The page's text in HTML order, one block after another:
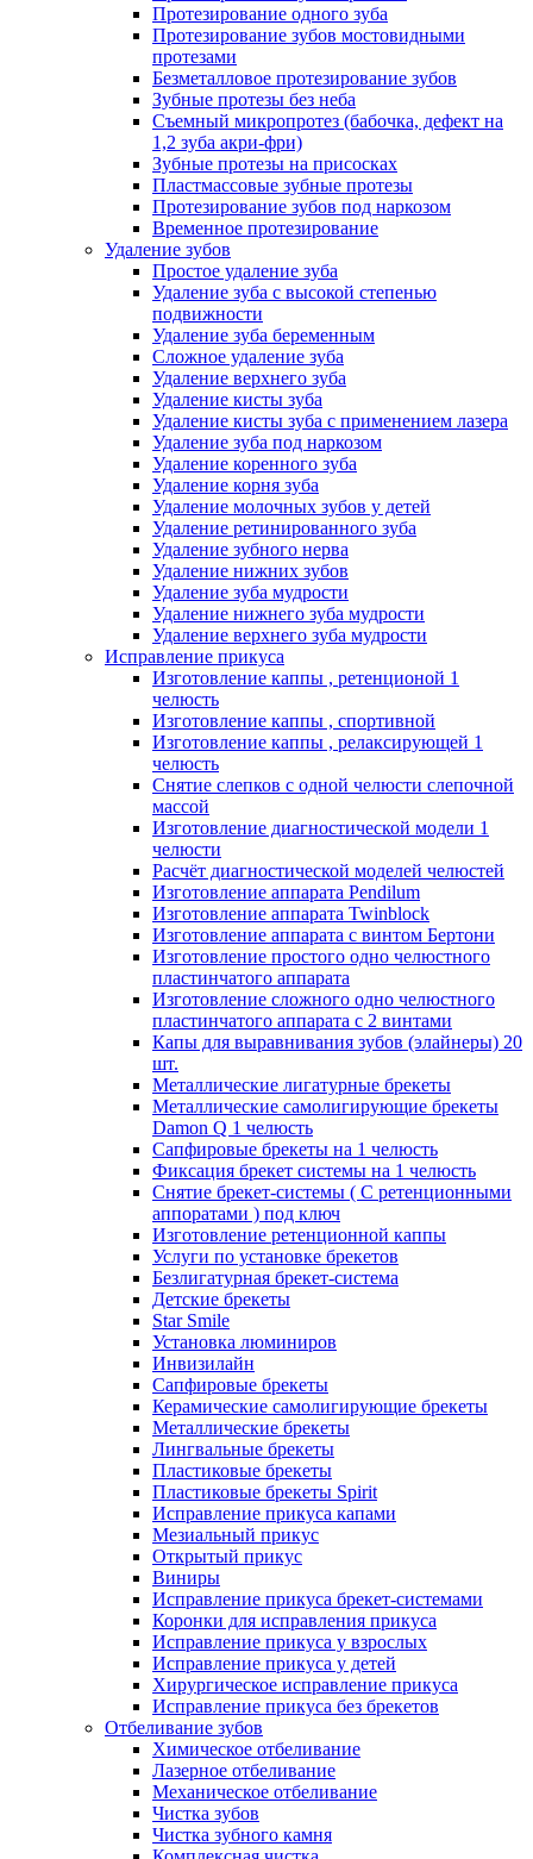
Протезирование одного зуба
Протезирование зубов мостовидными
протезами
Безметалловое протезирование зубов
Зубные протезы без неба
Съемный микропротез (бабочка, дефект на
1,2 зуба акри-фри)
Зубные протезы на присосках
Пластмассовые зубные протезы
Протезирование зубов под наркозом
Временное протезирование
Удаление зубов
Простое удаление зуба
Удаление зуба с высокой степенью
подвижности
Удаление зуба беременным
Сложное удаление зуба
Удаление верхнего зуба
Удаление кисты зуба
Удаление кисты зуба с применением лазера
Удаление зуба под наркозом
Удаление коренного зуба
Удаление корня зуба
Удаление молочных зубов у детей
Удаление ретинированного зуба
Удаление зубного нерва
Удаление нижних зубов
Удаление зуба мудрости
Удаление нижнего зуба мудрости
Удаление верхнего зуба мудрости
Исправление прикуса
Изготовление каппы , ретенционой 1
челюсть
Изготовление каппы , спортивной
Изготовление каппы , релаксирующей 1
челюсть
Снятие слепков с одной челюсти слепочной
массой
Изготовление диагностической модели 1
челюсти
Расчёт диагностической моделей челюстей
Изготовление аппарата Pendilum
Изготовление аппарата Twinblock
Изготовление аппарата с винтом Бертони
Изготовление простого одно челюстного
пластинчатого аппарата
Изготовление сложного одно челюстного
пластинчатого аппарата с 2 винтами
Капы для выравнивания зубов (элайнеры) 20
шт.
Металлические лигатурные брекеты
Металлические самолигирующие брекеты
Damon Q 1 челюсть
Сапфировые брекеты на 1 челюсть
Фиксация брекет системы на 1 челюсть
Снятие брекет-системы ( С ретенционными
аппоратами ) под ключ
Изготовление ретенционной каппы
Услуги по установке брекетов
Безлигатурная брекет-система
Детские брекеты
Star Smile
Установка люминиров
Инвизилайн
Сапфировые брекеты
Керамические самолигирующие брекеты
Металлические брекеты
Лингвальные брекеты
Пластиковые брекеты
Пластиковые брекеты Spirit
Исправление прикуса капами
Мезиальный прикус
Открытый прикус
Виниры
Исправление прикуса брекет-системами
Коронки для исправления прикуса
Исправление прикуса у взрослых
Исправление прикуса у детей
Хирургическое исправление прикуса
Исправление прикуса без брекетов
Отбеливание зубов
Химическое отбеливание
Лазерное отбеливание
Механическое отбеливание
Чистка зубов
Чистка зубного камня